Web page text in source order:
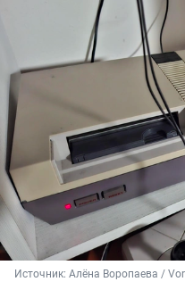
Источник: Алёна Воропаева /